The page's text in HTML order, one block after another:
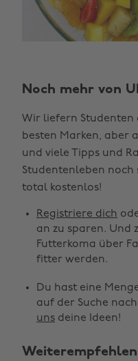
Noch mehr von
Wir liefern Studenten
besten Marken, aber
und viele Tipps und
Studentenleben noch
total kostenlos!
Registriere dich
an zu sparen. Und
Futterkoma über
fitter werden.
Du hast eine
auf der Suche
uns deine Ideen!
Weiterempfehlen
Region
Australia
Belgique
Canada
Danmark